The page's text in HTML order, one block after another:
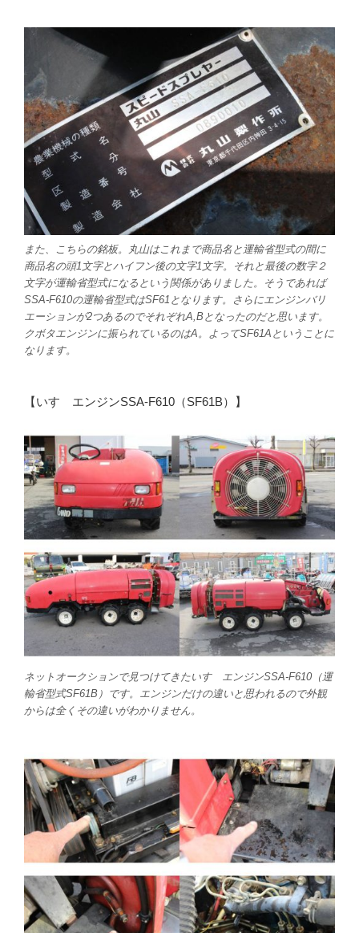
また、こちらの銘板。丸山はこれまで商品名と運輸省型式の間に
商品名の頭1文字とハイフン後の文字1文字。それと最後の数字２
文字が運輸省型式になるという関係がありました。そうであれば
SSA-F610の運輸省型式はSF61となります。さらにエンジンバリ
エーションが2つあるのでそれぞれA,Bとなったのだと思います。
クボタエンジンに振られているのはA。よってSF61Aということに
なります。
【いすゞエンジンSSA-F610（SF61B）】
ネットオークションで見つけてきたいすゞエンジンSSA-F610（運
輸省型式SF61B）です。エンジンだけの違いと思われるので外観
からは全くその違いがわかりません。